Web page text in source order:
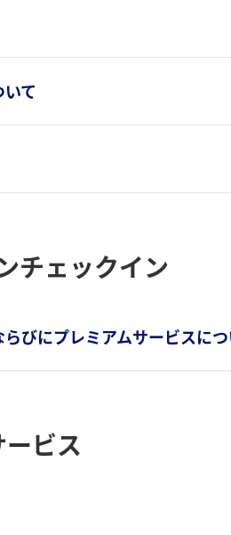
て
チェックイン
びにプレミアムサービスに
ービス